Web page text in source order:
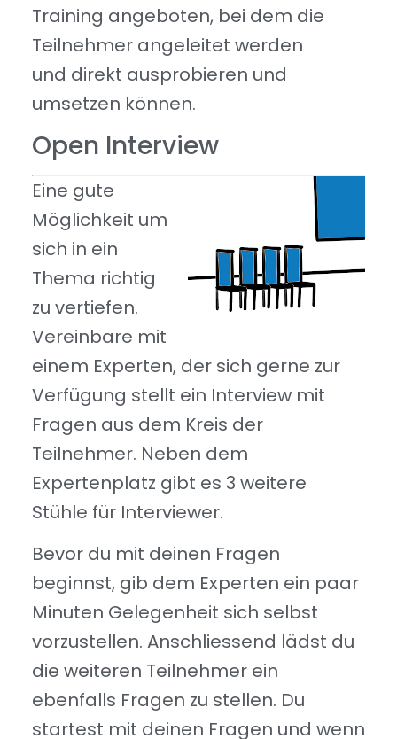
Training angeboten, bei dem die
Teilnehmer angeleitet werden
und direkt ausprobieren und
umsetzen können.
Open Interview
Eine gute
Möglichkeit um
sich in ein
Thema richtig
zu vertiefen.
Vereinbare mit
einem Experten, der sich gerne zur
Verfügung stellt ein Interview mit
Fragen aus dem Kreis der
Teilnehmer. Neben dem
Expertenplatz gibt es 3 weitere
Stühle für Interviewer.
Bevor du mit deinen Fragen
beginnst, gib dem Experten ein paar
Minuten Gelegenheit sich selbst
vorzustellen. Anschliessend lädst du
die weiteren Teilnehmer ein
ebenfalls Fragen zu stellen. Du
startest mit deinen Fragen und wenn